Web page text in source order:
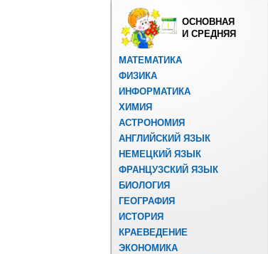
ОСНОВНАЯ
И СРЕДНЯЯ
МАТЕМАТИКА
ФИЗИКА
ИНФОРМАТИКА
ХИМИЯ
АСТРОНОМИЯ
АНГЛИЙСКИЙ ЯЗЫК
НЕМЕЦКИЙ ЯЗЫК
ФРАНЦУЗСКИЙ ЯЗЫК
БИОЛОГИЯ
ГЕОГРАФИЯ
ИСТОРИЯ
КРАЕВЕДЕНИЕ
ЭКОНОМИКА